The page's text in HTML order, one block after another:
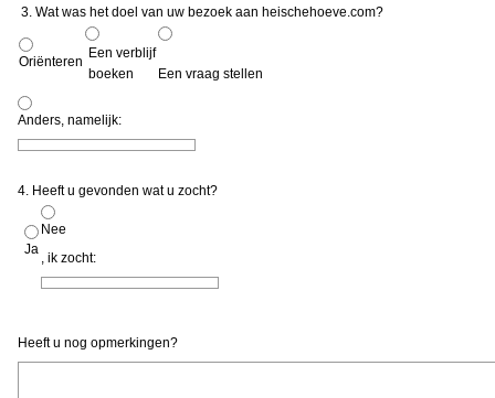
3. Wat was het doel van uw bezoek aan heischehoeve.com?
Oriënteren
Een verblijf
boeken
Een vraag stellen
Anders, namelijk:
4. Heeft u gevonden wat u zocht?
Ja
Nee
, ik zocht:
Heeft u nog opmerkingen?